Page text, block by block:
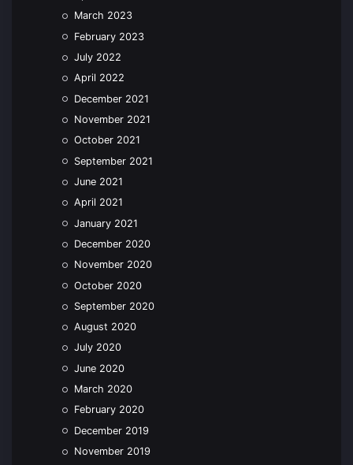
March 2023
February 2023
July 2022
April 2022
December 2021
November 2021
October 2021
September 2021
June 2021
April 2021
January 2021
December 2020
November 2020
October 2020
September 2020
August 2020
July 2020
June 2020
March 2020
February 2020
December 2019
November 2019